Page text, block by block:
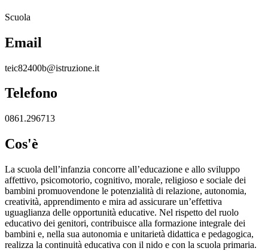
Scuola
Email
teic82400b@istruzione.it
Telefono
0861.296713
Cos'è
La scuola dell’infanzia concorre all’educazione e allo sviluppo
affettivo, psicomotorio, cognitivo, morale, religioso e sociale dei
bambini promuovendone le potenzialità di relazione, autonomia,
creatività, apprendimento e mira ad assicurare un’effettiva
uguaglianza delle opportunità educative. Nel rispetto del ruolo
educativo dei genitori, contribuisce alla formazione integrale dei
bambini e, nella sua autonomia e unitarietà didattica e pedagogica,
realizza la continuità educativa con il nido e con la scuola primaria.